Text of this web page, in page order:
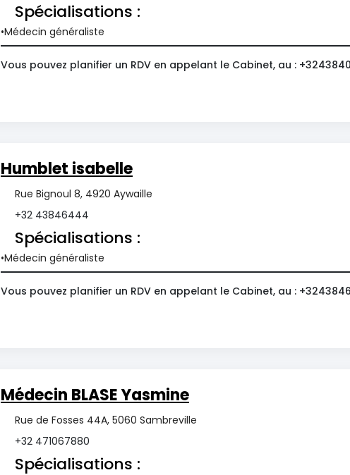
Spécialisations :
Médecin généraliste
Vous pouvez planifier un RDV en appelant le Cabinet, au :
Humblet isabelle
Rue Bignoul 8, 4920 Aywaille
+32 43846444
Spécialisations :
Médecin généraliste
Vous pouvez planifier un RDV en appelant le Cabinet, au :
Médecin BLASE Yasmine
Rue de Fosses 44A, 5060 Sambreville
+32 471067880
Spécialisations :